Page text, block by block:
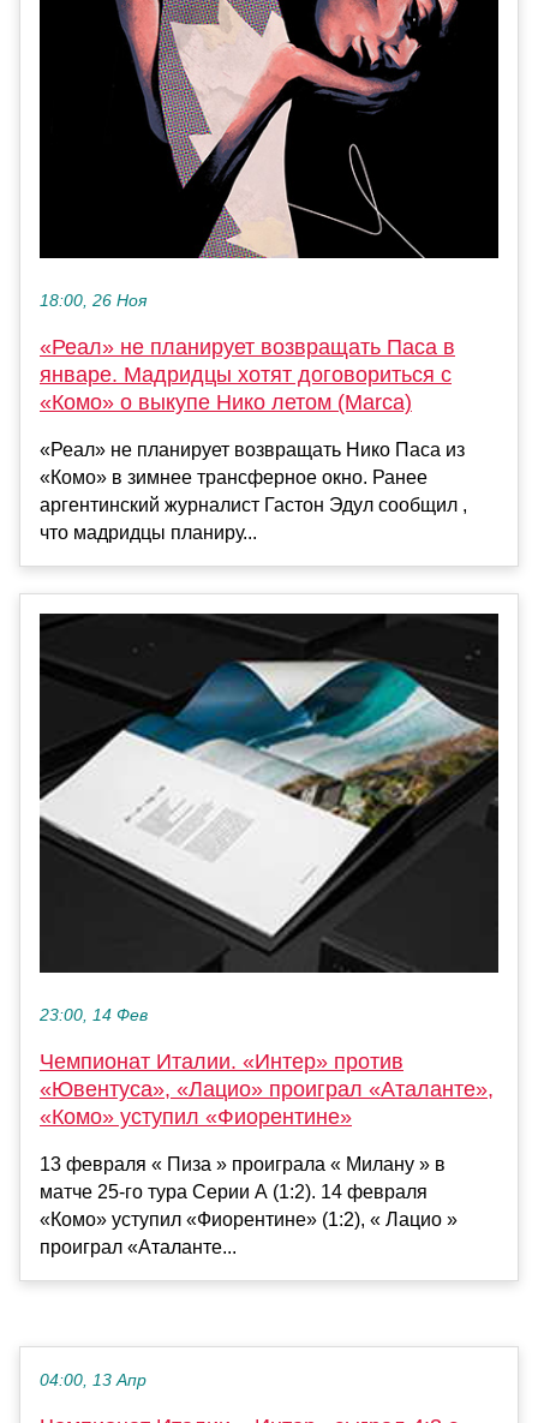
18:00, 26 Ноя
«Реал» не планирует возвращать Паса в
январе. Мадридцы хотят договориться с
«Комо» о выкупе Нико летом (Marca)
«Реал» не планирует возвращать Нико Паса из
«Комо» в зимнее трансферное окно. Ранее
аргентинский журналист Гастон Эдул сообщил ,
что мадридцы планиру...
23:00, 14 Фев
Чемпионат Италии. «Интер» против
«Ювентуса», «Лацио» проиграл «Аталанте»,
«Комо» уступил «Фиорентине»
13 февраля « Пиза » проиграла « Милану » в
матче 25-го тура Серии А (1:2). 14 февраля
«Комо» уступил «Фиорентине» (1:2), « Лацио »
проиграл «Аталанте...
04:00, 13 Апр